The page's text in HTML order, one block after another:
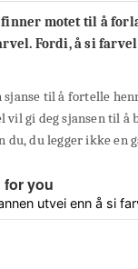
motet til å
Fordi, å si
sjanse til å fortelle
vil gi deg sjansen til å
du, du legger ikke en
for you
utvei enn å si